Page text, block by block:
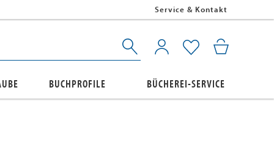
Service & Kontakt
BUCHPROFILE BÜCHEREI-SERVICE